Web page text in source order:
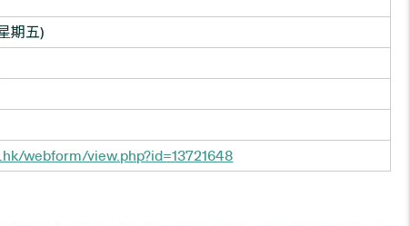
期五)
webform/view.php?id=13721648